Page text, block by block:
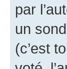
par
un
(c’est